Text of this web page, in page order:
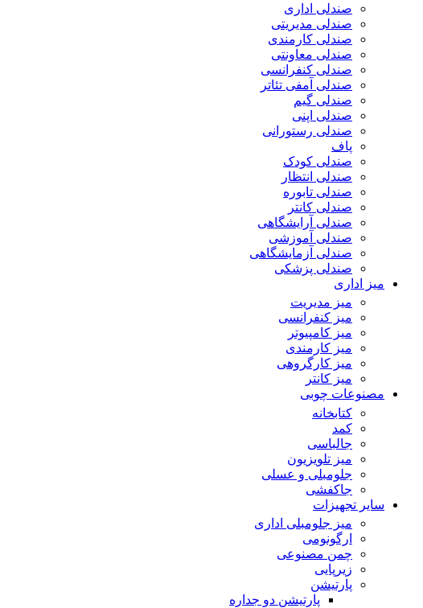
صندلی اداری
صندلی مدیریتی
صندلی کارمندی
صندلی معاونتی
صندلی کنفرانسی
صندلی آمفی تئاتر
صندلی گیم
صندلی اپنی
صندلی رستورانی
پاف
صندلی کودک
صندلی انتظار
صندلی تابوره
صندلی کانتر
صندلی آرایشگاهی
صندلی آموزشی
صندلی آزمایشگاهی
صندلی پزشکی
میز اداری
میز مدیریت
میز کنفرانسی
میز کامپیوتر
میز کارمندی
میز کارگروهی
میز کانتر
مصنوعات چوبی
کتابخانه
کمد
جالباسی
میز تلویزیون
جلومبلی و عسلی
جاکفشی
سایر تجهیزات
میز جلومبلی اداری
ارگونومی
چمن مصنوعی
زیرپایی
پارتیشن
پارتیشن دو جداره